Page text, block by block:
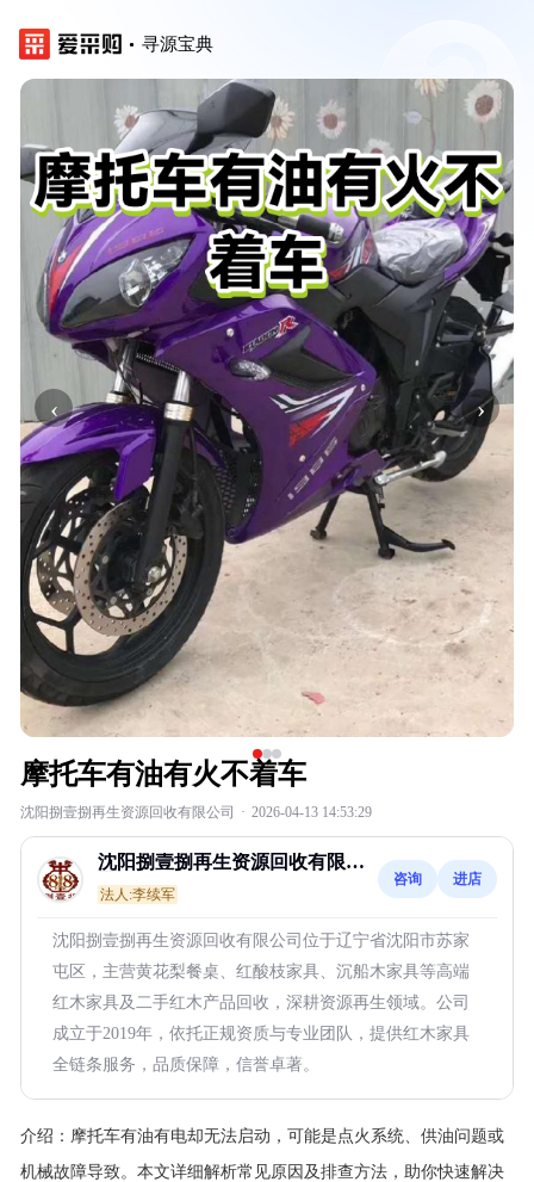
寻源宝典
‹ ›
摩托车有油有火不着车
沈阳捌壹捌再生资源回收有限公司 · 2026-04-13 14:53:29
沈阳捌壹捌再生资源回收有限公
司
法人:李续军
咨询 进店
沈阳捌壹捌再生资源回收有限公司位于辽宁省沈阳市苏家
屯区，主营黄花梨餐桌、红酸枝家具、沉船木家具等高端
红木家具及二手红木产品回收，深耕资源再生领域。公司
成立于2019年，依托正规资质与专业团队，提供红木家具
全链条服务，品质保障，信誉卓著。
介绍： 摩托车有油有电却无法启动，可能是点火系统、供油问题或
机械故障导致。本文详细解析常见原因及排查方法，助你快速解决